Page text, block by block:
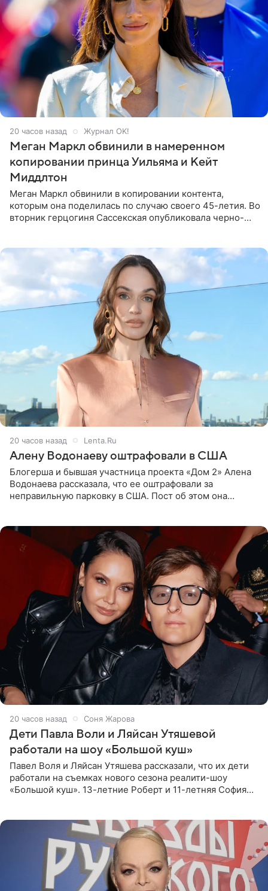
20 часов назад Журнал OK!
Меган Маркл обвинили в намеренном
копировании принца Уильяма и Кейт
Миддлтон
Меган Маркл обвинили в копировании контента,
которым она поделилась по случаю своего 45-летия. Во
вторник герцогиня Сассекская опубликовала черно-
20 часов назад Lenta.Ru
Алену Водонаеву оштрафовали в США
Блогерша и бывшая участница проекта «Дом 2» Алена
Водонаева рассказала, что ее оштрафовали за
неправильную парковку в США. Пост об этом она
20 часов назад Соня Жарова
Дети Павла Воли и Ляйсан Утяшевой
работали на шоу «Большой куш»
Павел Воля и Ляйсан Утяшева рассказали, что их дети
работали на съемках нового сезона реалити-шоу
«Большой куш». 13-летние Роберт и 11-летняя София